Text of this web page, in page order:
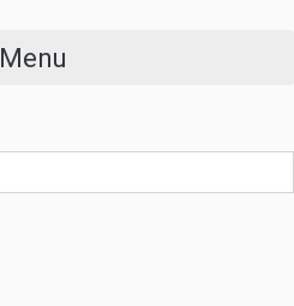
Menu